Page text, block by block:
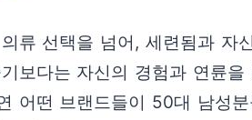
류 선택을 넘어, 세련됨과 자
보다는 자신의 경험과 연륜
어떤 브랜드들이 50대 남성